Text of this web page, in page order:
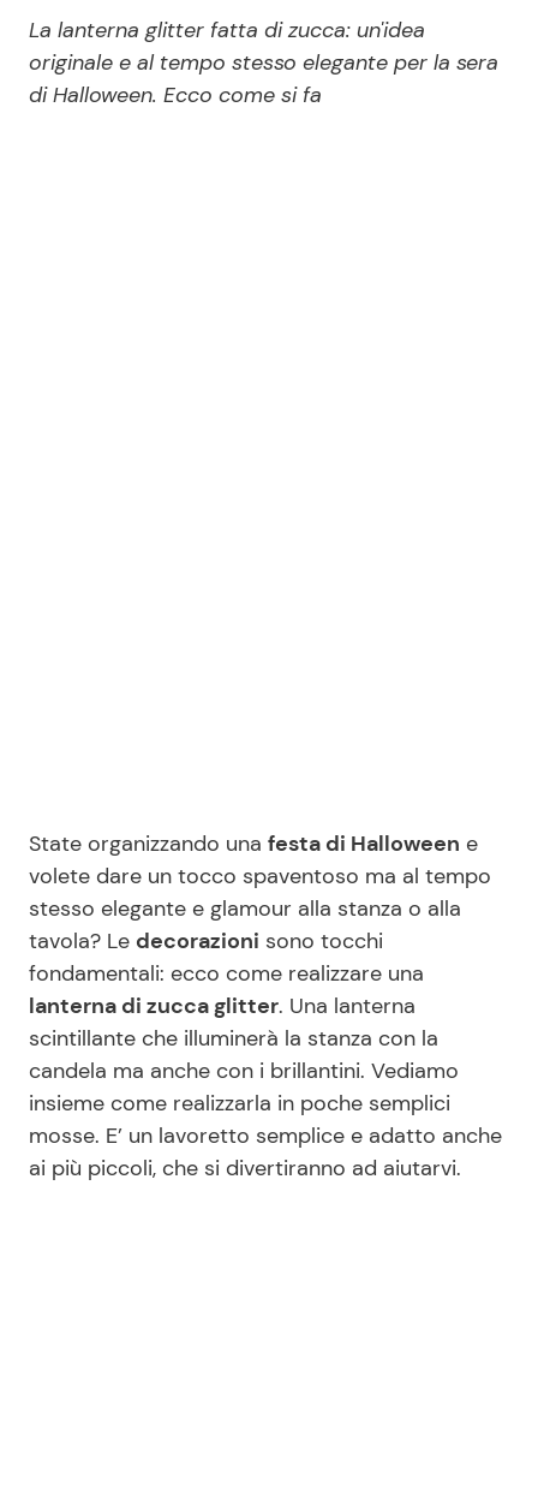
Economia
Persone Scomparse
Fiction e Serie TV
Programmi TV
News benessere
Salute
Viaggi e Turismo
Festività
Primi Piatti
Ricette Facili e Veloci
Ricette Feste
Ricette per Bambini
Seguici
La lanterna glitter fatta di zucca: un'idea
originale e al tempo stesso elegante per la sera
di Halloween. Ecco come si fa
State organizzando una festa di Halloween e
volete dare un tocco spaventoso ma al tempo
stesso elegante e glamour alla stanza o alla
tavola? Le decorazioni sono tocchi
fondamentali: ecco come realizzare una
lanterna di zucca glitter. Una lanterna
scintillante che illuminerà la stanza con la
candela ma anche con i brillantini. Vediamo
insieme come realizzarla in poche semplici
mosse. E’ un lavoretto semplice e adatto anche
ai più piccoli, che si divertiranno ad aiutarvi.